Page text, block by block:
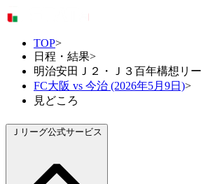
TOP>
日程・結果>
明治安田Ｊ２・Ｊ３百年構想リ
FC大阪 vs 今治 (2026年5月9日)>
見どころ
Ｊリーグ公式サービス